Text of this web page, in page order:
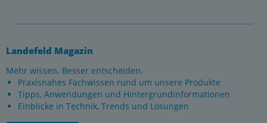
Landefeld Magazin
Mehr wissen. Besser entscheiden.
Praxisnahes Fachwissen rund um unsere Produkte
Tipps, Anwendungen und Hintergrundinformationen
Einblicke in Technik, Trends und Lösungen